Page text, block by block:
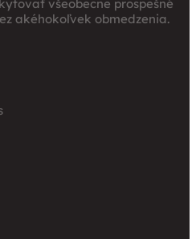
všeobecne prospešné
akéhokoľvek obmedzenia.